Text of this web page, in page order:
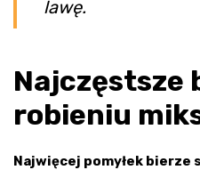
lawę.
Najczęstsze
robieniu
Najwięcej pomyłek bierze